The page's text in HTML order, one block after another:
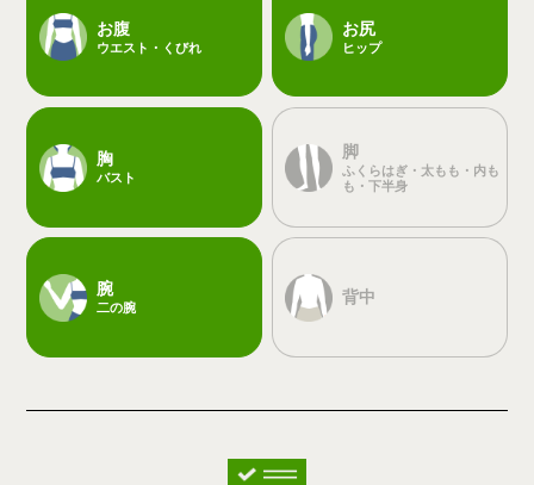
お腹
ウエスト・くびれ
お尻
ヒップ
胸
バスト
脚
ふくらはぎ・太もも・内も
も・下半身
腕
二の腕
背中